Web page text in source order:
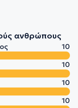
ανθρώπους
10
10
10
10